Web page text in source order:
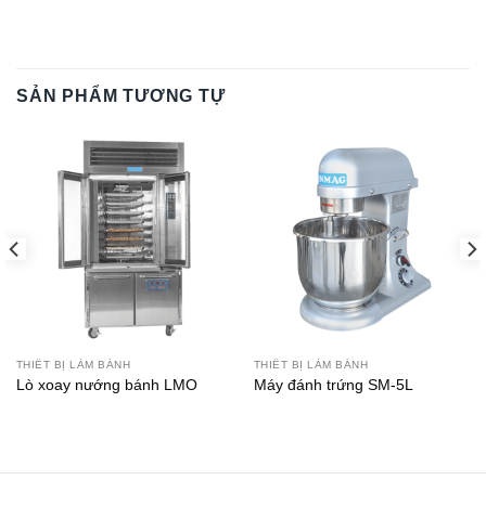
SẢN PHẨM TƯƠNG TỰ
THIẾT BỊ LÀM BÁNH
Lò xoay nướng bánh LMO
THIẾT BỊ LÀM BÁNH
Máy đánh trứng SM-5L